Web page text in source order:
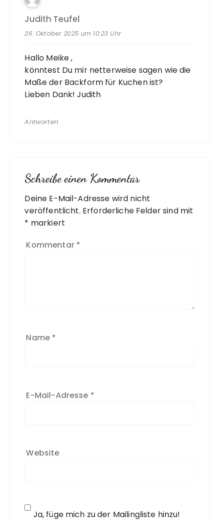
Judith Teufel
26. Oktober 2025 um 10:23 Uhr
Hallo Meike ,
könntest Du mir netterweise sagen wie die
Maße der Backform für Kuchen ist?
Lieben Dank! Judith
Antworten
Schreibe einen Kommentar
Deine E-Mail-Adresse wird nicht
veröffentlicht. Erforderliche Felder sind mit
* markiert
Kommentar *
Name *
E-Mail-Adresse *
Website
Ja, füge mich zu der Mailingliste hinzu!
A
l
t
r